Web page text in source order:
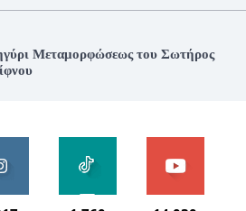
Μεταμορφώσεως του Σωτήρος